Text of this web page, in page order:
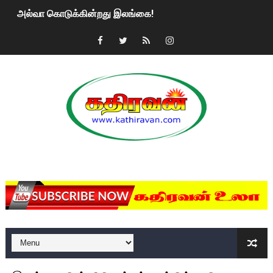
அல்வா கொடுக்கின்றது இலங்கை!
2ஆம் நாள் உக்ரைன் யுத்தம்!! எங்களைத் தனிமையில்
மகிந்த ராஜபக்சே பதவி விலக திட்டம்?
ரவுடி பேபிக்கு நடந்த தரமான சம்பவம்.. ஆபாச வீடியோக்களால்
குண்டை தூக்கிப்போட்ட ஆய்வு…. இந்தியாவின் “கோவிஷீல்டு”
யாழில் தமிழின தலைவர் பிரபாகரனின் பிறந்தநாளை
ஏர்போர்ட்டில் உதைத்த நபர் யார், என்ன நடந்தது?: உண்மையை
சீனா இலங்கையிடம் 8 மில்லியன் அமெரிக்க டொலர் நட்டஈடு